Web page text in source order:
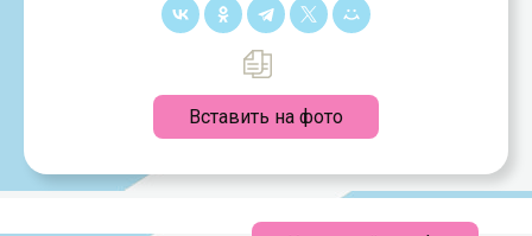
Вставить на фото